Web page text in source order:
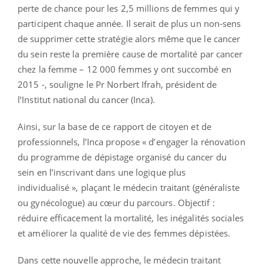
perte de chance pour les 2,5 millions de femmes qui y
participent chaque année. Il serait de plus un non-sens
de supprimer cette stratégie alors même que le cancer
du sein reste la première cause de mortalité par cancer
chez la femme – 12 000 femmes y ont succombé en
2015 -, souligne le Pr Norbert Ifrah, président de
l’Institut national du cancer (Inca).
Ainsi, sur la base de ce rapport de citoyen et de
professionnels, l’Inca propose « d’engager la rénovation
du programme de dépistage organisé du cancer du
sein en l’inscrivant dans une logique plus
individualisé », plaçant le médecin traitant (généraliste
ou gynécologue) au cœur du parcours. Objectif :
réduire efficacement la mortalité, les inégalités sociales
et améliorer la qualité de vie des femmes dépistées.
Dans cette nouvelle approche, le médecin traitant